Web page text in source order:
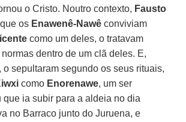
o Cristo. Noutro contexto, Fausto
os Enawenê-Nawêconviviam
como um deles, o tratavam
dentro de um clã deles. E,
o sepultaram segundo os seus rituais,
como Enorenawe, um ser
que ia subir para a aldeia no dia
no Barraco junto do Juruena, e